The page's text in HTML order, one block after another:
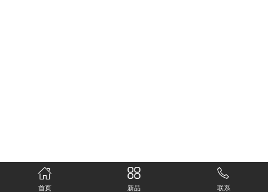
首页 新品 联系